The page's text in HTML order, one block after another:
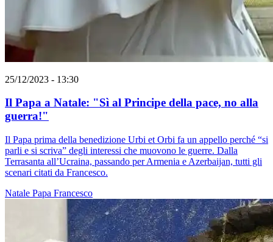
25/12/2023 - 13:30
Il Papa a Natale: "Sì al Principe della pace, no alla
guerra!"
Il Papa prima della benedizione Urbi et Orbi fa un appello perché “si
parli e si scriva” degli interessi che muovono le guerre. Dalla
Terrasanta all’Ucraina, passando per Armenia e Azerbaijan, tutti gli
scenari citati da Francesco.
Natale Papa Francesco